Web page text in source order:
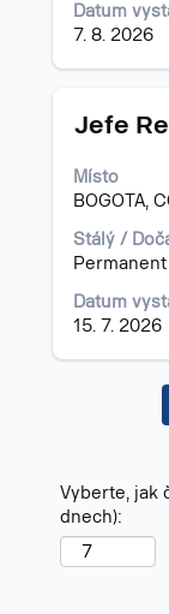
Datum
7. 8. 2026
Titul
Jefe
Místo
BOGOTA,
Stálý /
Permanent
Datum
15. 7. 2026
Vyberte
zobrazení
veškerých
informací
o
profesi.
Vyberte, jak
dnech):